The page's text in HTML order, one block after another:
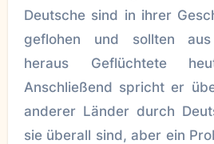
Deutsche sind in ihrer
geflohen und sollten
heraus Geflüchtete
Anschließend spricht er
anderer Länder durch
sie überall sind, aber ein